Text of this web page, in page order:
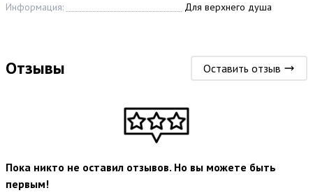
Информация:
Для верхнего душа
Отзывы Оставить отзыв
Пока никто не оставил отзывов. Но вы можете быть
первым!